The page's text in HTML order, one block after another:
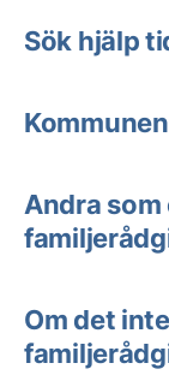
Sök hjälp
Andra
Om det